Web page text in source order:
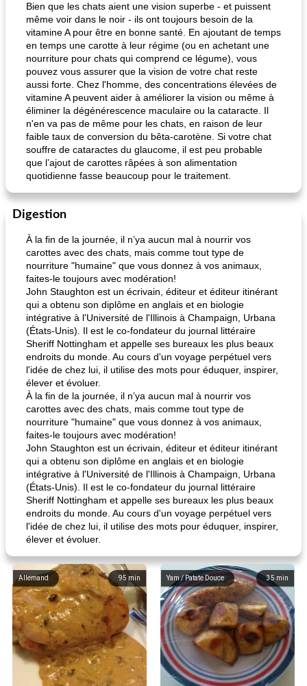
Bien que les chats aient une vision superbe - et puissent
même voir dans le noir - ils ont toujours besoin de la
vitamine A pour être en bonne santé. En ajoutant de temps
en temps une carotte à leur régime (ou en achetant une
nourriture pour chats qui comprend ce légume), vous
pouvez vous assurer que la vision de votre chat reste
aussi forte. Chez l'homme, des concentrations élevées de
vitamine A peuvent aider à améliorer la vision ou même à
éliminer la dégénérescence maculaire ou la cataracte. Il
n'en va pas de même pour les chats, en raison de leur
faible taux de conversion du bêta-carotène. Si votre chat
souffre de cataractes du glaucome, il est peu probable
que l’ajout de carottes râpées à son alimentation
quotidienne fasse beaucoup pour le traitement.
Digestion
À la fin de la journée, il n’ya aucun mal à nourrir vos
carottes avec des chats, mais comme tout type de
nourriture "humaine" que vous donnez à vos animaux,
faites-le toujours avec modération!
John Staughton est un écrivain, éditeur et éditeur itinérant
qui a obtenu son diplôme en anglais et en biologie
intégrative à l'Université de l'Illinois à Champaign, Urbana
(États-Unis). Il est le co-fondateur du journal littéraire
Sheriff Nottingham et appelle ses bureaux les plus beaux
endroits du monde. Au cours d'un voyage perpétuel vers
l'idée de chez lui, il utilise des mots pour éduquer, inspirer,
élever et évoluer.
À la fin de la journée, il n’ya aucun mal à nourrir vos
carottes avec des chats, mais comme tout type de
nourriture "humaine" que vous donnez à vos animaux,
faites-le toujours avec modération!
John Staughton est un écrivain, éditeur et éditeur itinérant
qui a obtenu son diplôme en anglais et en biologie
intégrative à l'Université de l'Illinois à Champaign, Urbana
(États-Unis). Il est le co-fondateur du journal littéraire
Sheriff Nottingham et appelle ses bureaux les plus beaux
endroits du monde. Au cours d'un voyage perpétuel vers
l'idée de chez lui, il utilise des mots pour éduquer, inspirer,
élever et évoluer.
95 min
Allemand 35 min
Yam / Patate Douce